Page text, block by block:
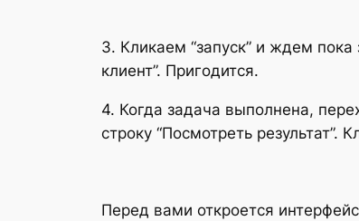
3. Кликаем “запуск” и ждем
клиент”. Пригодится.
4. Когда задача выполнена,
строку “Посмотреть результат”.
Перед вами откроется